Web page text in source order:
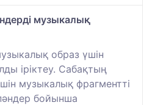
музыкалық
образ үшін
іріктеу. Сабақтың
музыкалық фрагментті
бойынша